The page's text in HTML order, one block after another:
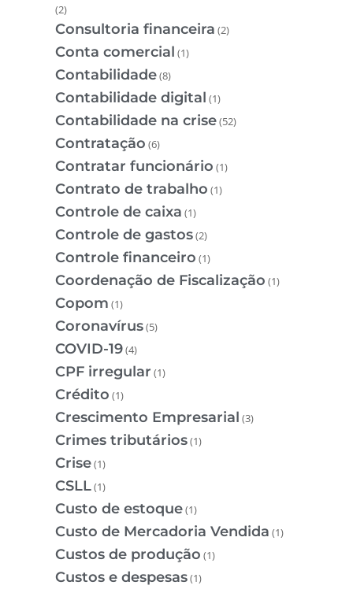
(2)
Consultoria financeira (2)
Conta comercial (1)
Contabilidade(8)
Contabilidade digital (1)
Contabilidade na crise(52)
Contratação (6)
Contratar funcionário (1)
Contrato de trabalho (1)
Controle de caixa (1)
Controle de gastos(2)
Controle financeiro (1)
Coordenação de Fiscalização (1)
Copom (1)
Coronavírus(5)
COVID-19(4)
CPF irregular (1)
Crédito (1)
Crescimento Empresarial (3)
Crimes tributários(1)
Crise(1)
CSLL(1)
Custo de estoque(1)
Custo de Mercadoria Vendida (1)
Custos de produção (1)
Custos e despesas(1)